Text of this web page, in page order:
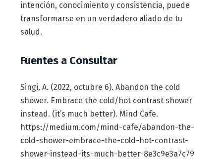
intención, conocimiento y consistencia, puede
transformarse en un verdadero aliado de tu
salud.
Fuentes a Consultar
Singi, A. (2022, octubre 6). Abandon the cold
shower. Embrace the cold/hot contrast shower
instead. (it’s much better). Mind Cafe.
https://medium.com/mind-cafe/abandon-the-
cold-shower-embrace-the-cold-hot-contrast-
shower-instead-its-much-better-8e3c9e3a7c79